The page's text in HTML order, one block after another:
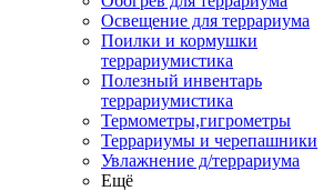
Освещение для террариума
Поилки и кормушки
террариумистика
Полезный инвентарь
террариумистика
Термометры,гигрометры
Террариумы и черепашники
Увлажнение д/террариума
Ещё